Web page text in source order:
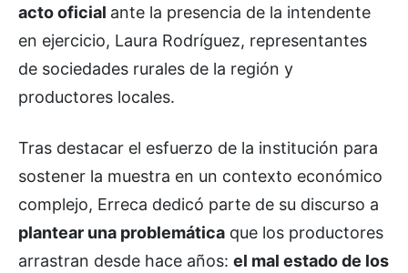
acto oficial ante la presencia de la intendente
en ejercicio, Laura Rodríguez, representantes
de sociedades rurales de la región y
productores locales.
Tras destacar el esfuerzo de la institución para
sostener la muestra en un contexto económico
complejo, Erreca dedicó parte de su discurso a
plantear una problemática que los productores
arrastran desde hace años: el mal estado de los